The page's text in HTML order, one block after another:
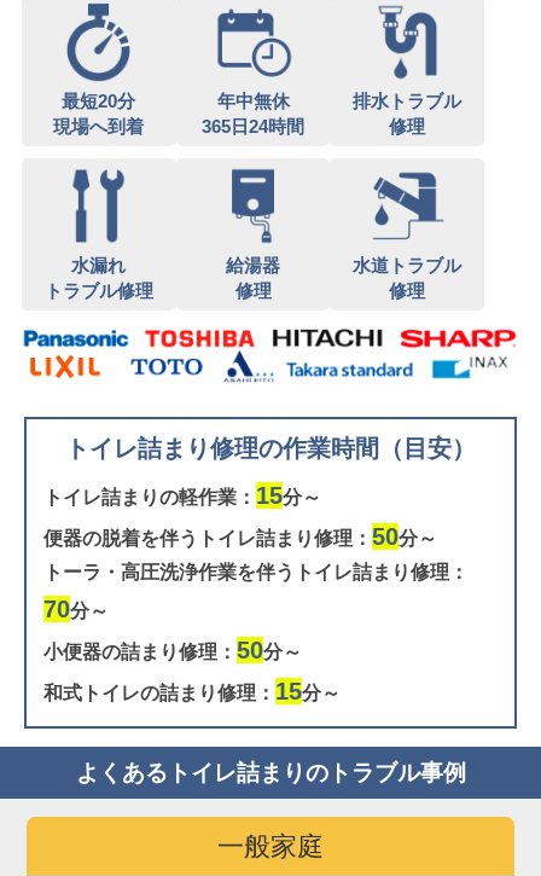
最短20分
現場へ到着
年中無休
365日24時間
排水トラブル
修理
水漏れ
トラブル修理
給湯器
修理
水道トラブル
修理
トイレ詰まり修理の作業時間（目安）
トイレ詰まりの軽作業： 15分～
便器の脱着を伴うトイレ詰まり修理： 50分～
トーラ・高圧洗浄作業を伴うトイレ詰まり修理：
70分～
小便器の詰まり修理： 50分～
和式トイレの詰まり修理： 15分～
よくあるトイレ詰まりのトラブル事例
一般家庭